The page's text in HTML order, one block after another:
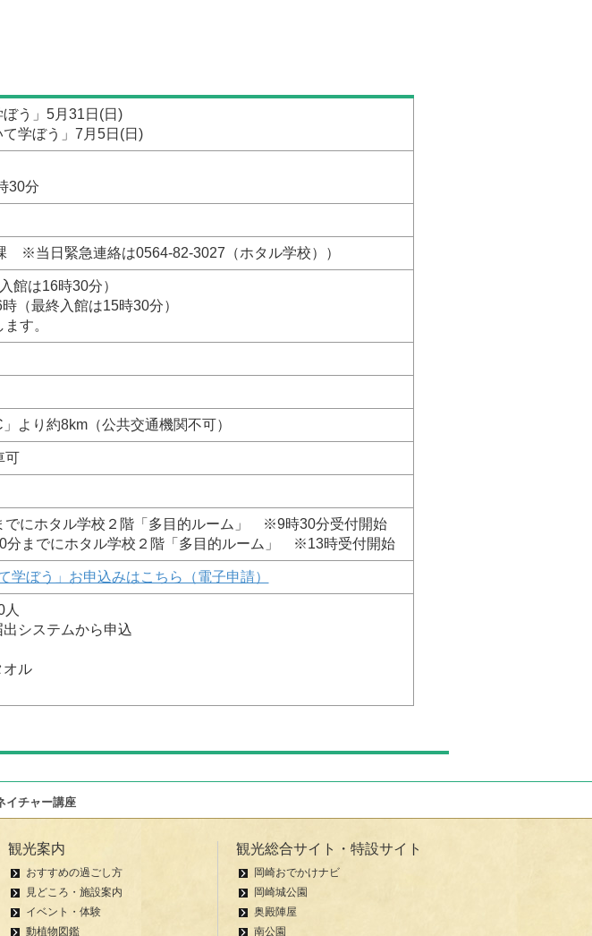
う」5月31日(日)
学ぼう」7月5日(日)
30分
※当日緊急連絡は0564-82-3027（ホタル学校））
館は16時30分）
（最終入館は15時30分）
す。
より約8km（公共交通機関不可）
可
にホタル学校２階「多目的ルーム」 ※9時30分受付開始
までにホタル学校２階「多目的ルーム」 ※13時受付開始
学ぼう」お申込みはこちら（電子申請）
人
出システムから申込
オル
イチャー講座
観光案内
おすすめの過ごし方
見どころ・施設案内
イベント・体験
動植物図鑑
観光総合サイト・特設サイト
岡崎おでかけナビ
岡崎城公園
奥殿陣屋
南公園